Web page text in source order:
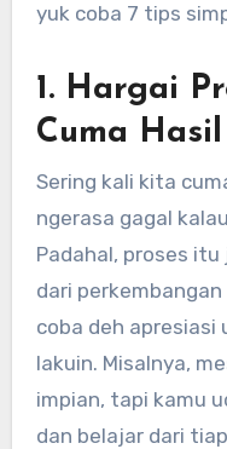
yuk coba 7 tips
1. Hargai
Cuma Hasil
Sering kali kita
ngerasa gagal
Padahal, proses
dari
coba deh apresiasi
lakuin. Misalnya,
impian, tapi kamu
dan belajar dari